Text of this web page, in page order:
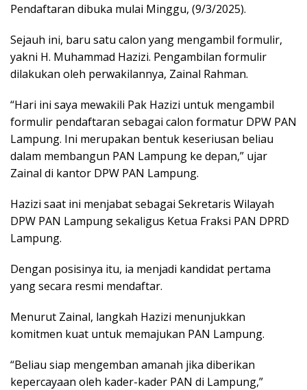
Pendaftaran dibuka mulai Minggu, (9/3/2025).
Sejauh ini, baru satu calon yang mengambil formulir,
yakni H. Muhammad Hazizi. Pengambilan formulir
dilakukan oleh perwakilannya, Zainal Rahman.
“Hari ini saya mewakili Pak Hazizi untuk mengambil
formulir pendaftaran sebagai calon formatur DPW PAN
Lampung. Ini merupakan bentuk keseriusan beliau
dalam membangun PAN Lampung ke depan,” ujar
Zainal di kantor DPW PAN Lampung.
Hazizi saat ini menjabat sebagai Sekretaris Wilayah
DPW PAN Lampung sekaligus Ketua Fraksi PAN DPRD
Lampung.
Dengan posisinya itu, ia menjadi kandidat pertama
yang secara resmi mendaftar.
Menurut Zainal, langkah Hazizi menunjukkan
komitmen kuat untuk memajukan PAN Lampung.
“Beliau siap mengemban amanah jika diberikan
kepercayaan oleh kader-kader PAN di Lampung,”